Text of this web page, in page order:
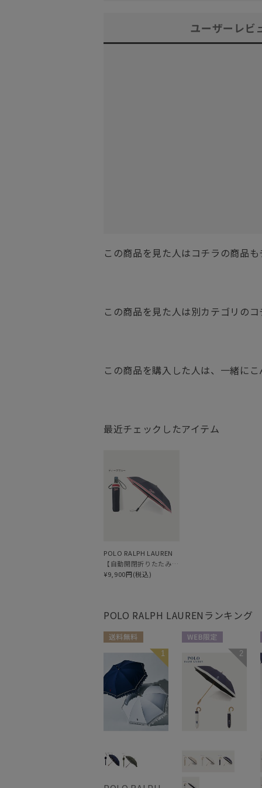
ユーザーレビ
この商品を見た人はコチラの商品
この商品を見た人は別カテゴリの
この商品を購入した人は、一緒に
最近チェックしたアイテム
POLO RALPH LAUREN
【自動開閉折りたたみ傘】ポロ ラルフ ローレン（POLO RALPH LAUREN）ボーダー 大きめ60cm ワンタッチ開閉
¥9,900円(税込)
POLO RALPH LAUREN ランキング
WOMEN
1
WOMEN
2